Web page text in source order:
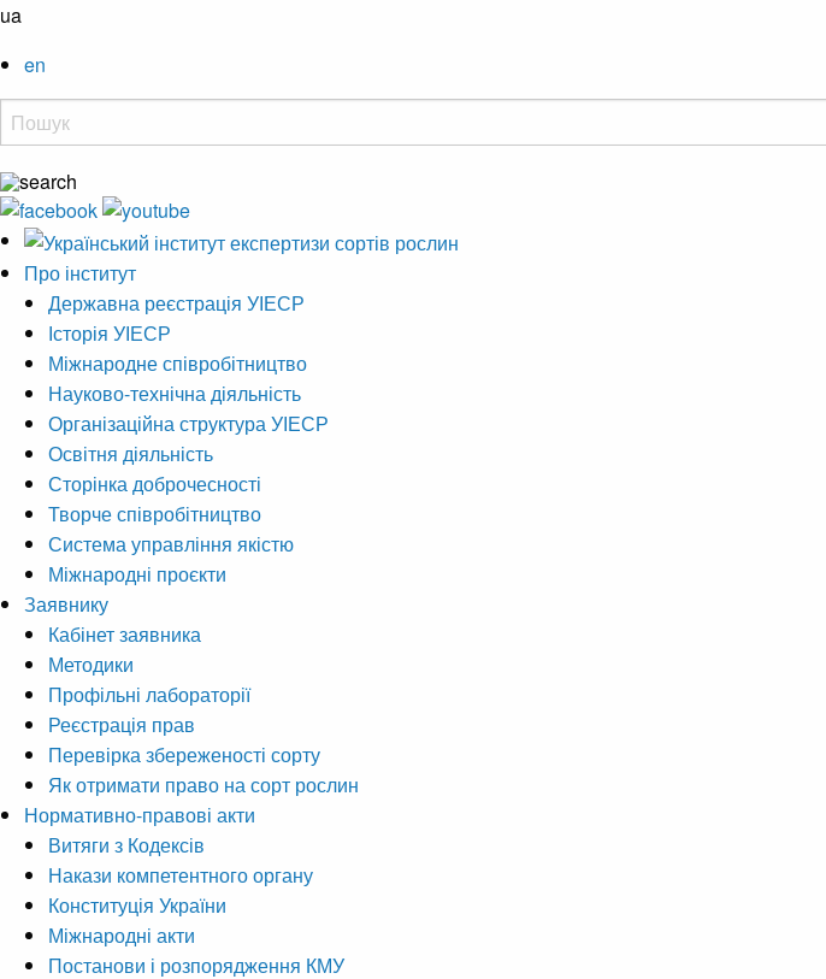
ua
en
Про інститут
Державна реєстрація УІЕСР
Історія УІЕСР
Міжнародне співробітництво
Науково-технічна діяльність
Організаційна структура УІЕСР
Освітня діяльність
Сторінка доброчесності
Творче співробітництво
Система управління якістю
Міжнародні проєкти
Заявнику
Кабінет заявника
Методики
Профільні лабораторії
Реєстрація прав
Перевірка збереженості сорту
Як отримати право на сорт рослин
Нормативно-правові акти
Витяги з Кодексів
Накази компетентного органу
Конституція України
Міжнародні акти
Постанови і розпорядження КМУ